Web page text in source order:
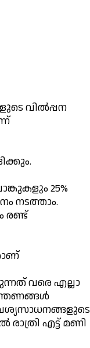
വില്‍പ്പന
25%
നടത്താം.
രണ്ട്
വരെ എല്ലാ
എട്ട് മണി